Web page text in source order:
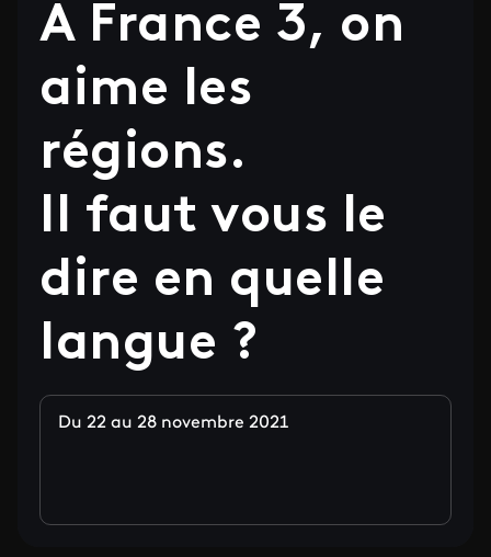
À France 3, on
aime les
régions.
Il faut vous le
dire en quelle
langue ?
Du 22 au 28 novembre 2021